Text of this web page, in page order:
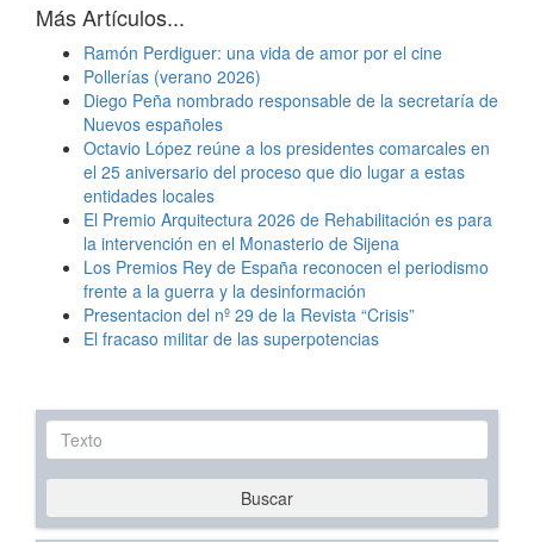
Más Artículos...
Ramón Perdiguer: una vida de amor por el cine
Pollerías (verano 2026)
Diego Peña nombrado responsable de la secretaría de
Nuevos españoles
Octavio López reúne a los presidentes comarcales en
el 25 aniversario del proceso que dio lugar a estas
entidades locales
El Premio Arquitectura 2026 de Rehabilitación es para
la intervención en el Monasterio de Sijena
Los Premios Rey de España reconocen el periodismo
frente a la guerra y la desinformación
Presentacion del nº 29 de la Revista “Crisis”
El fracaso militar de las superpotencias
Texto
Buscar